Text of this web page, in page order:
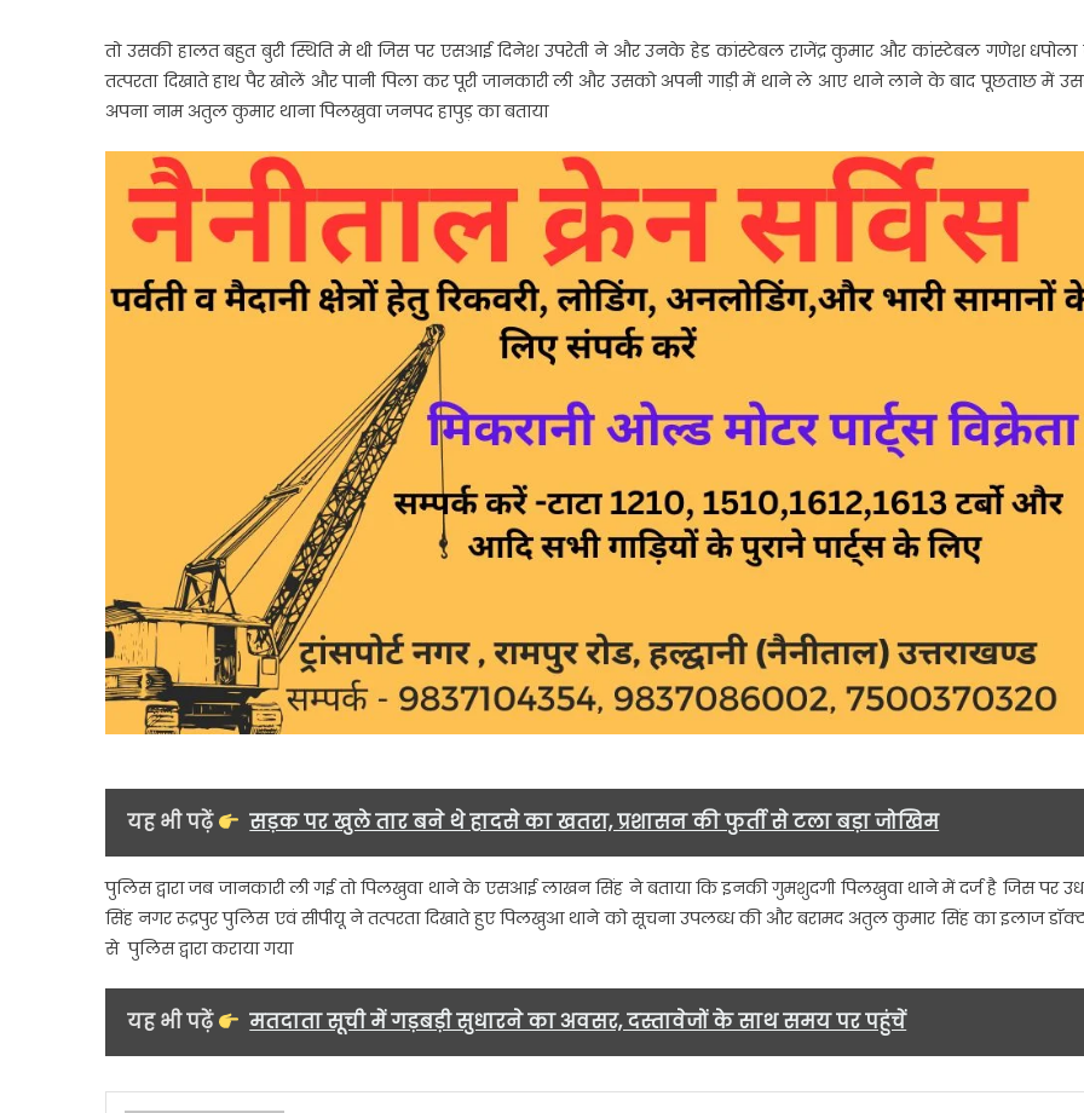
तो उसकी हालत बहुत बुरी स्थिति मे थी जिस पर एसआई दिनेश उपरेती ने और उनके हेड कांस्टेबल राजेंद्र कुमार और कांस्टेबल गणेश
तत्परता दिखाते हाथ पैर खोलें और पानी पिला कर पूरी जानकारी ली और उसको अपनी गाड़ी में थाने ले आए थाने लाने के बाद पूछताछ में
अपना नाम अतुल कुमार थाना पिलखुवा जनपद हापुड़ का बताया
यह भी पढ़ें सड़क पर खुले तार बने थे हादसे का खतरा, प्रशासन की फुर्ती से टला बड़ा जोखिम
पुलिस द्वारा जब जानकारी ली गई तो पिलखुवा थाने के एसआई लाखन सिंह ने बताया कि इनकी गुमशुदगी पिलखुवा थाने में दर्ज है जिस पर
सिंह नगर रूद्रपुर पुलिस एवं सीपीयू ने तत्परता दिखाते हुए पिलखुआ थाने को सूचना उपलब्ध की और बरामद अतुल कुमार सिंह का इलाज
से पुलिस द्वारा कराया गया
यह भी पढ़ें मतदाता सूची में गड़बड़ी सुधारने का अवसर, दस्तावेजों के साथ समय पर पहुंचें